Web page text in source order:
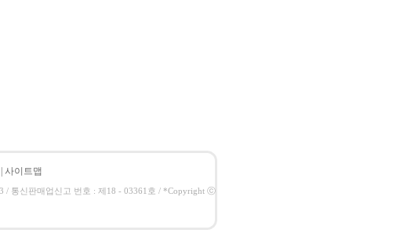
사이트맵
/ 통신판매업신고 번호 : 제18 - 03361호 / *Copyright ⓒ